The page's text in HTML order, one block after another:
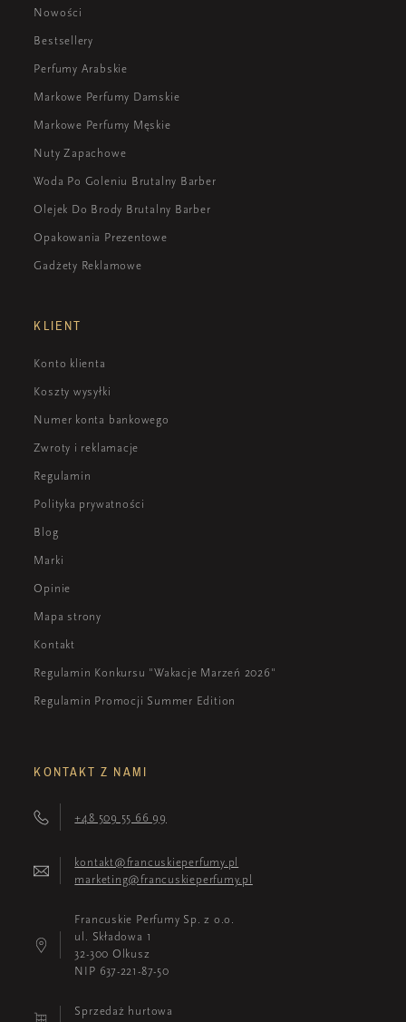
Nowości
Bestsellery
Perfumy Arabskie
Markowe Perfumy Damskie
Markowe Perfumy Męskie
Nuty Zapachowe
Woda Po Goleniu Brutalny Barber
Olejek Do Brody Brutalny Barber
Opakowania Prezentowe
Gadżety Reklamowe
KLIENT
Konto klienta
Koszty wysyłki
Numer konta bankowego
Zwroty i reklamacje
Regulamin
Polityka prywatności
Blog
Marki
Opinie
Mapa strony
Kontakt
Regulamin Konkursu "Wakacje Marzeń 2026"
Regulamin Promocji Summer Edition
KONTAKT Z NAMI
+48 509 55 66 99
kontakt@francuskieperfumy.pl
marketing@francuskieperfumy.pl
Francuskie Perfumy Sp. z o.o.
ul. Składowa 1
32-300 Olkusz
NIP 637-221-87-50
Sprzedaż hurtowa